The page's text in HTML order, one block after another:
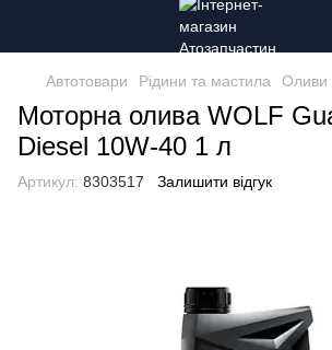
Автотовари Рідини та мастила Оливи
Моторна олива WOLF
Diesel 10W-40 1 л
Артикул: 8303517 Залишити відгук